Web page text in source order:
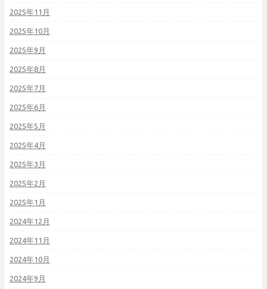
2025年11月
2025年10月
2025年9月
2025年8月
2025年7月
2025年6月
2025年5月
2025年4月
2025年3月
2025年2月
2025年1月
2024年12月
2024年11月
2024年10月
2024年9月